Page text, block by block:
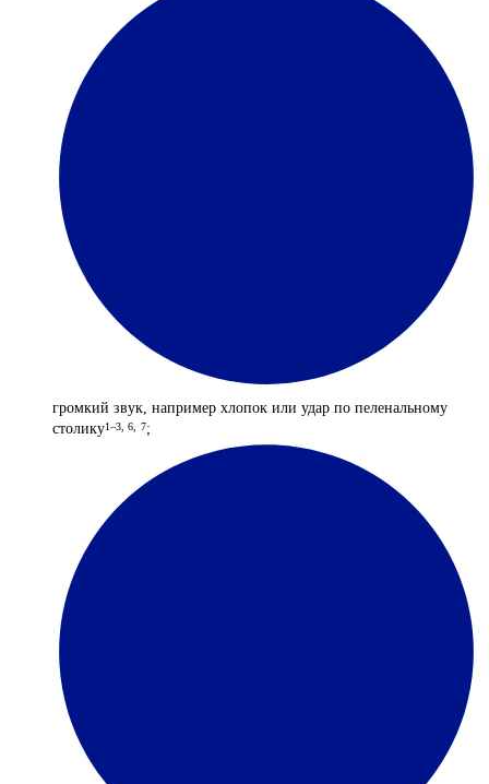
громкий звук, например хлопок или удар по пеленальному
столику1–3, 6, 7;